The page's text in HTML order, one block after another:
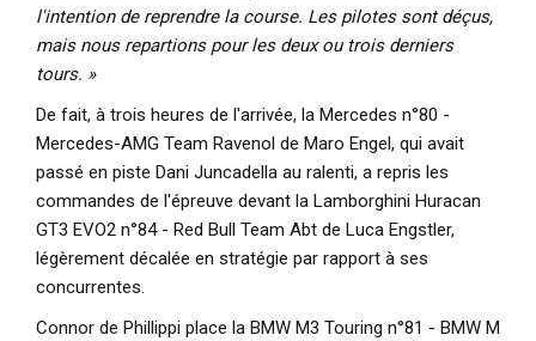
l'intention de reprendre la course. Les pilotes sont déçus,
mais nous repartions pour les deux ou trois derniers
tours. »
De fait, à trois heures de l'arrivée, la Mercedes n°80 -
Mercedes-AMG Team Ravenol de Maro Engel, qui avait
passé en piste Dani Juncadella au ralenti, a repris les
commandes de l'épreuve devant la Lamborghini Huracan
GT3 EVO2 n°84 - Red Bull Team Abt de Luca Engstler,
légèrement décalée en stratégie par rapport à ses
concurrentes.
Connor de Phillippi place la BMW M3 Touring n°81 - BMW M